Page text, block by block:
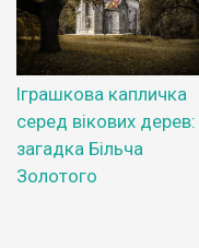
Іграшкова капличка
серед вікових дерев:
загадка Більча
Золотого